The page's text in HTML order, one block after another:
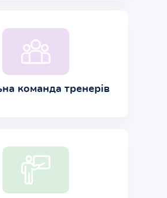
команда тренерів